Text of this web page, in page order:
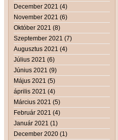
December 2021 (4)
November 2021 (6)
Október 2021 (8)
Szeptember 2021 (7)
Augusztus 2021 (4)
Július 2021 (6)
Június 2021 (9)
Május 2021 (5)
április 2021 (4)
Március 2021 (5)
Február 2021 (4)
Január 2021 (1)
December 2020 (1)